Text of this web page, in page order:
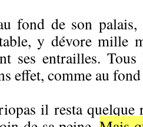
fond de son palais,
y dévore mille
ses entrailles.
effet, comme au
il resta quelque